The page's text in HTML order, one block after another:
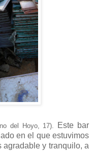
del Hoyo, 17).
Este bar
en el que estuvimos
y tranquilo, a